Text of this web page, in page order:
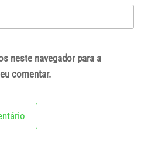
neste navegador para a
comentar.